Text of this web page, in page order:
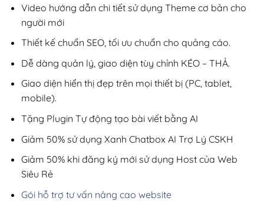
Video hướng dẫn chi tiết sử dụng Theme cơ bản cho
người mới
Thiết kế chuẩn SEO, tối ưu chuẩn cho quảng cáo.
Dễ dàng quản lý, giao diện tùy chỉnh KÉO – THẢ.
Giao diện hiển thị đẹp trên mọi thiết bị (PC, tablet,
mobile).
Tặng Plugin Tự động tạo bài viết bằng AI
Giảm 50% sử dụng Xanh Chatbox AI Trợ Lý CSKH
Giảm 50% khi đăng ký mới sử dụng Host của Web
Siêu Rẻ
Gói hỗ trợ tư vấn nâng cao website